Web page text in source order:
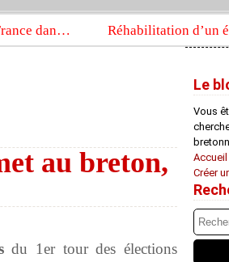
Les langues de France dans un imposant ouvrage sur la langue française que publient les Presses universitaires d’Oxford
au breton,
du 1ertour des élections
Le
Vous
Créer